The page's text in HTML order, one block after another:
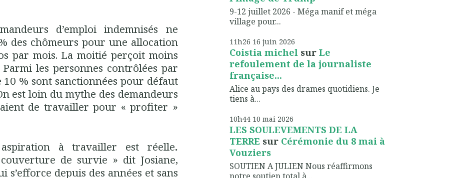
d’emploi indemnisés ne
des chômeurs pour une allocation
par mois. La moitié perçoit moins
les personnes contrôlées par
10 % sont sanctionnées pour défaut
est loin du mythe des demandeurs
de travailler pour « profiter »
à travailler est réelle.
couverture de survie » dit Josiane,
depuis des années et sans
9-12 juillet 2026 - Méga manif et méga
village pour...
11h26 16 juin 2026
Coistia michelsur Le
refoulement de la journaliste
française...
Alice au pays des drames quotidiens. Je
tiens à...
10h44 10 mai 2026
LES SOULEVEMENTS DE LA
TERRE sur Cérémonie du 8 mai à
Vouziers
SOUTIEN A JULIEN Nous réaffirmons